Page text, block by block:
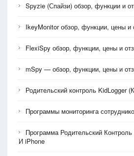
Spyzie (Спайзи) обзор, функции и
IkeyMonitor обзор, функции, цены и
FlexiSpy обзор, функции, цены и
mSpy — обзор, функции, цены и
Родительский контроль KidLogger
Программы мониторинга
Программа Родительский
И iPhone